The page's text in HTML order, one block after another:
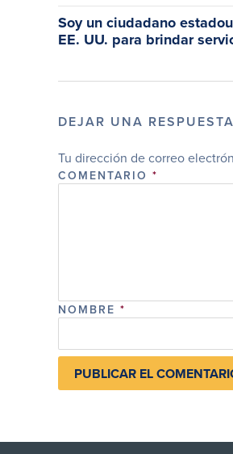
Soy un ciudadano
EE. UU. para brindar
DEJAR UNA RESPUESTA
Tu dirección de correo
COMENTARIO *
NOMBRE *